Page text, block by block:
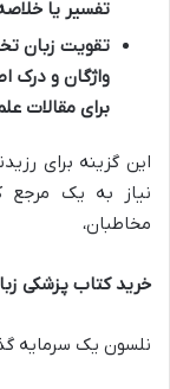
تفسیر یا
تقویت زبان
واژگان و درک
برای مقالات
این گزینه برای
نیاز به یک مرجع
مخاطبان،
خرید کتاب پزشکی
نلسون یک سرمایه